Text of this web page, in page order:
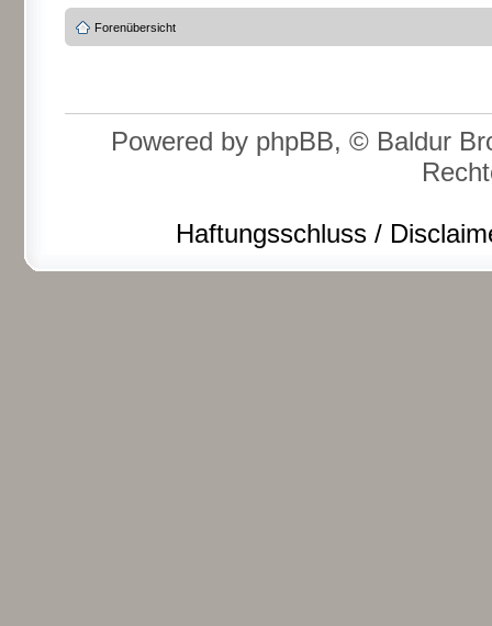
Forenübersicht
Powered by phpBB, © Baldur
Haftungsschluss /